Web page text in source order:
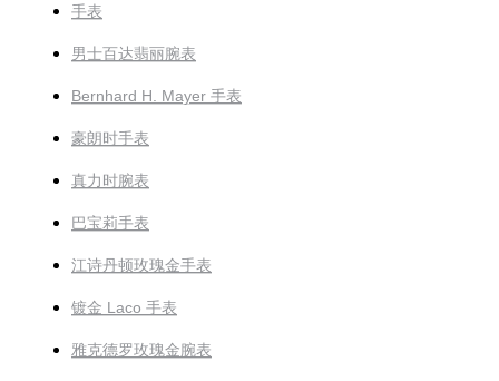
手表
男士百达翡丽腕表
Bernhard H. Mayer 手表
豪朗时手表
真力时腕表
巴宝莉手表
江诗丹顿玫瑰金手表
镀金 Laco 手表
雅克德罗玫瑰金腕表